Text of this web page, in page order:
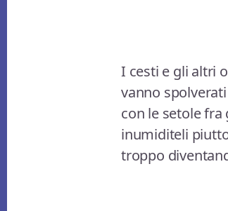
I cesti e gli altri
vanno
con le setole
inumiditeli
troppo